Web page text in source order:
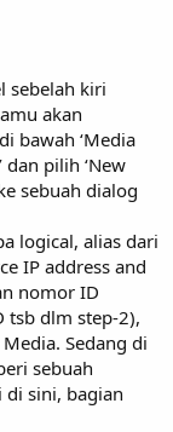
sebelah kiri
akan
bawah ‘Media
dan pilih ‘New
sebuah dialog
logical, alias dari
IP address and
nomor ID
tsb dlm step-2),
Sedang di
sebuah
di sini, bagian